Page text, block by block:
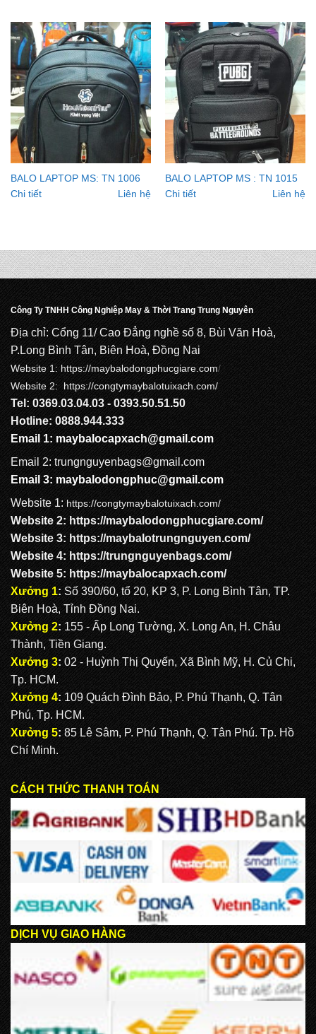
BALO LAPTOP MS: TN 1006
Chi tiết
Liên hệ
BALO LAPTOP MS : TN 1015
Chi tiết
Liên hệ
Công Ty TNHH Công Nghiệp May & Thời Trang Trung Nguyên
Địa chỉ: Cổng 11/ Cao Đẳng nghề số 8, Bùi Văn Hoà,
P.Long Bình Tân, Biên Hoà, Đồng Nai
Website 1: https://maybalodongphucgiare.com/
Website 2: https://congtymaybalotuixach.com/
Tel: 0369.03.04.03 - 0393.50.51.50
Hotline: 0888.944.333
Email 1: maybalocapxach@gmail.com
Email 2: trungnguyenbags@gmail.com
Email 3: maybalodongphuc@gmail.com
Website 1: https://congtymaybalotuixach.com/
Website 2: https://maybalodongphucgiare.com/
Website 3: https://maybalotrungnguyen.com/
Website 4: https://trungnguyenbags.com/
Website 5: https://maybalocapxach.com/
Xưởng 1: Số 390/60, tổ 20, KP 3, P. Long Bình Tân, TP.
Biên Hoà, Tỉnh Đồng Nai.
Xưởng 2: 155 - Ấp Long Tường, X. Long An, H. Châu
Thành, Tiền Giang.
Xưởng 3: 02 - Huỳnh Thị Quyến, Xã Bình Mỹ, H. Củ Chi,
Tp. HCM.
Xưởng 4: 109 Quách Đình Bảo, P. Phú Thạnh, Q. Tân
Phú, Tp. HCM.
Xưởng 5: 85 Lê Sâm, P. Phú Thạnh, Q. Tân Phú. Tp. Hồ
Chí Minh.
CÁCH THỨC THANH TOÁN
DỊCH VỤ GIAO HÀNG